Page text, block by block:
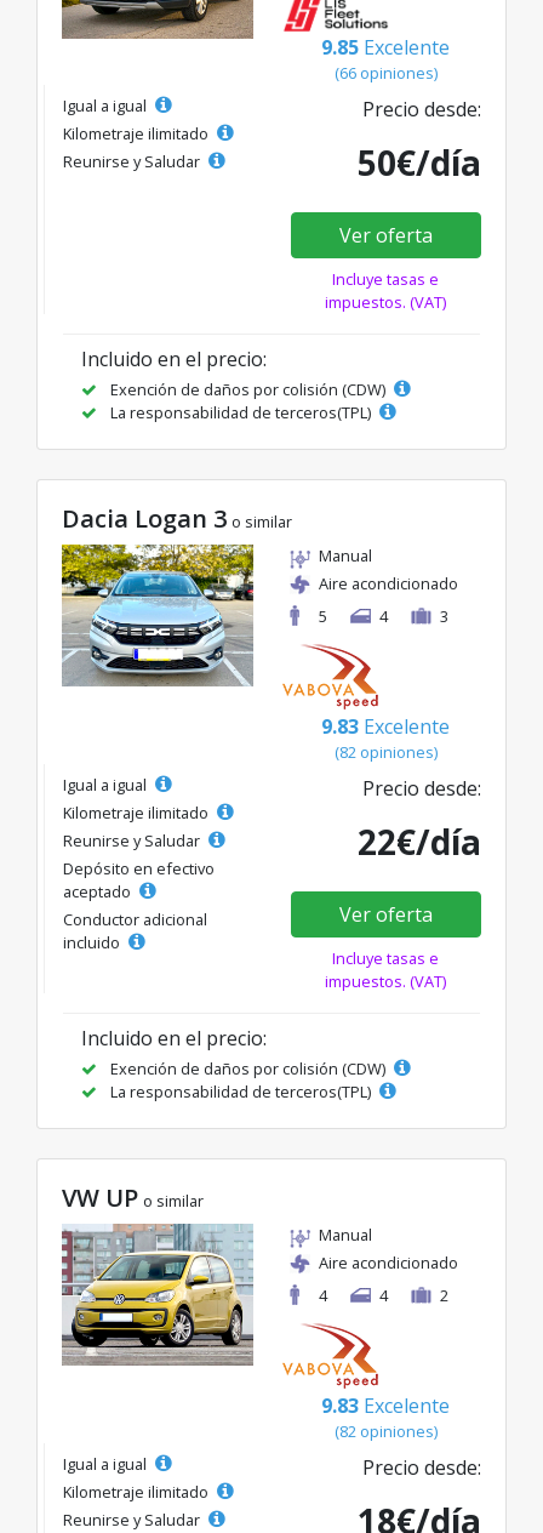
9.85 Excelente
(66 opiniones)
Igual a igual
Kilometraje ilimitado
Reunirse y Saludar
Precio desde:
50€/día
Ver oferta
Incluye tasas e
impuestos. (VAT)
Incluido en el precio:
Exención de daños por colisión (CDW)
La responsabilidad de terceros(TPL)
Dacia Logan 3 o similar
Manual
Aire acondicionado
5
4 3
9.83 Excelente
(82 opiniones)
Igual a igual
Kilometraje ilimitado
Reunirse y Saludar
Depósito en efectivo
aceptado
Conductor adicional
incluido
Precio desde:
22€/día
Ver oferta
Incluye tasas e
impuestos. (VAT)
Incluido en el precio:
Exención de daños por colisión (CDW)
La responsabilidad de terceros(TPL)
VW UP o similar
Manual
Aire acondicionado
4
4 2
9.83 Excelente
(82 opiniones)
Igual a igual
Kilometraje ilimitado
Reunirse y Saludar
Precio desde:
18€/día